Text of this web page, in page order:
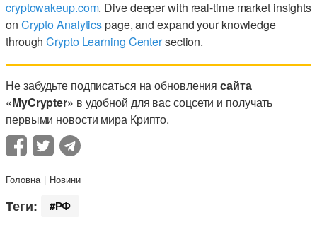
cryptowakeup.com. Dive deeper with real-time market insights
on Crypto Analyticspage, and expand your knowledge
throughCrypto Learning Centersection.
Не забудьте подписаться на обновлениясайта
«MyCrypter» в удобной для вас соцсети и получать
первыми новости мира Крипто.
Головна Новини
Теги: РФ